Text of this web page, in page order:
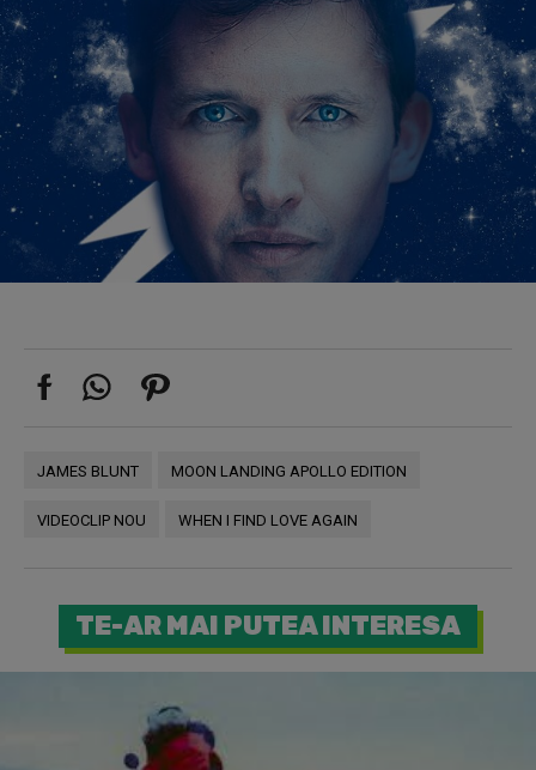
JAMES BLUNT MOON LANDING APOLLO EDITION
VIDEOCLIP NOU WHEN I FIND LOVE AGAIN
TE-AR MAI PUTEA INTERESA